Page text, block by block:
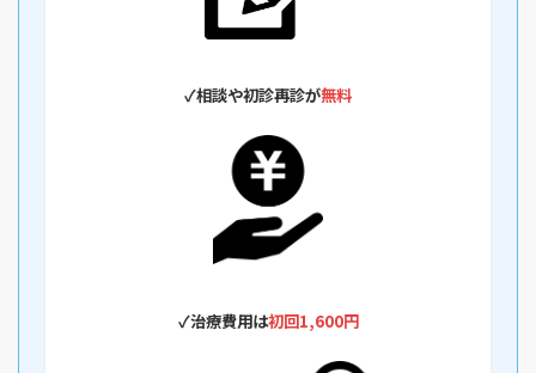
✓相談や初診再診が無料
✓治療費用は初回1,600円